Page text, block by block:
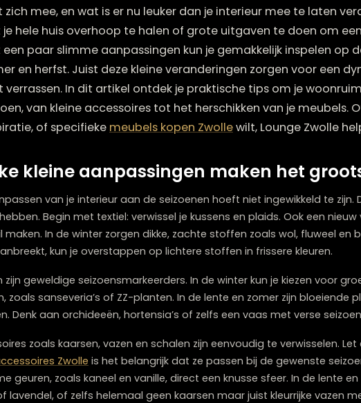
kun je seizoensgebonden veranderingen aanbrengen
zich mee, en wat is er nu leuker dan je interieur mee
je hele huis overhoop te halen of grote uitgaven te
een paar slimme aanpassingen kun je gemakkelijk
en herfst. Juist deze kleine veranderingen zorgen
verrassen. In dit artikel ontdek je praktische tips om
of specifiekemeubels kopen Zwollewilt, Lounge
kleine aanpassingen maken
aanpassen van je interieur aan de seizoenen hoeft niet
hebben. Begin met textiel: verwissel je kussens en plaids.
maken. In de winter zorgen dikke, zachte stoffen zoals wol,
aanbreekt, kun je overstappen op lichtere stoffen in frissere
zijn geweldige seizoensmarkeerders. In de winter kun je
zoals sanseveria’s of ZZ-planten. In de lente en zomer zijn
Denk aan orchideeën, hortensia’s of zelfs een vaas met